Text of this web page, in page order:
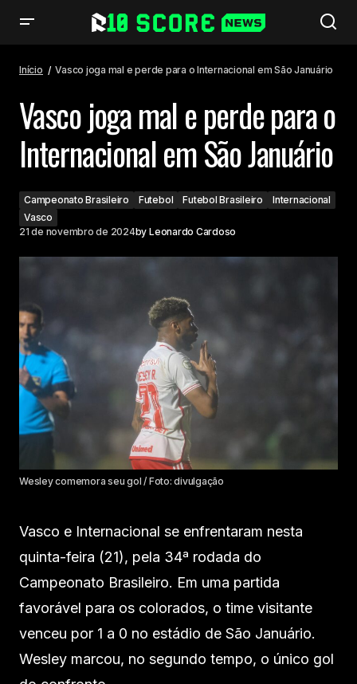
Início Vasco joga mal e perde para o Internacional em São Januário
Vasco joga mal e perde para o
Internacional em São Januário
Campeonato Brasileiro Futebol Futebol Brasileiro
Internacional
Vasco
21 de novembro de 2024by Leonardo Cardoso
Wesley comemora seu gol / Foto: divulgação
Vasco e Internacional se enfrentaram nesta
quinta-feira (21), pela 34ª rodada do
Campeonato Brasileiro. Em uma partida
favorável para os colorados, o time visitante
venceu por 1 a 0 no estádio de São Januário.
Wesley marcou, no segundo tempo, o único gol